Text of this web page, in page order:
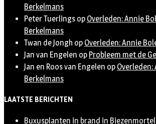
Berkelmans
Peter Tuerlings op Overleden: Annie
Berkelmans
Twan de Jongh op Overleden: Annie
Jan van Engelen op Probleem met de
Jan en Roos van Engelen op Overleden:
Berkelmans
LAATSTE BERICHTEN
Buxusplanten in brand in